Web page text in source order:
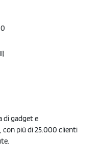
di gadget e
con più di 25.000 clienti